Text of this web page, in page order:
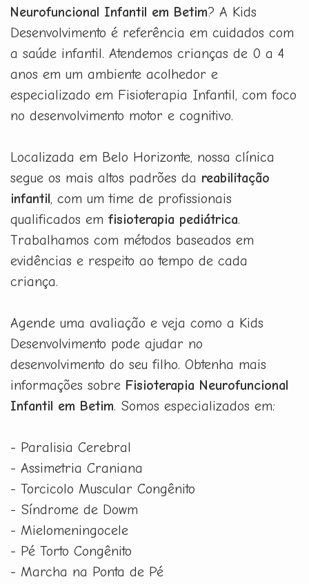
Neurofuncional Infantil em Betim? A Kids
Desenvolvimento é referência em cuidados com
a saúde infantil. Atendemos crianças de 0 a 4
anos em um ambiente acolhedor e
especializado em Fisioterapia Infantil, com foco
no desenvolvimento motor e cognitivo.
Localizada em Belo Horizonte, nossa clínica
segue os mais altos padrões da reabilitação
infantil, com um time de profissionais
qualificados em fisioterapia pediátrica.
Trabalhamos com métodos baseados em
evidências e respeito ao tempo de cada
criança.
Agende uma avaliação e veja como a Kids
Desenvolvimento pode ajudar no
desenvolvimento do seu filho. Obtenha mais
informações sobre Fisioterapia Neurofuncional
Infantil em Betim. Somos especializados em:
- Paralisia Cerebral
- Assimetria Craniana
- Torcicolo Muscular Congênito
- Síndrome de Dowm
- Mielomeningocele
- Pé Torto Congênito
- Marcha na Ponta de Pé